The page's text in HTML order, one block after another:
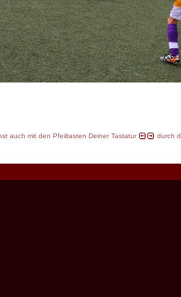
auch mit den Pfeiltasten Deiner Tastatur durch